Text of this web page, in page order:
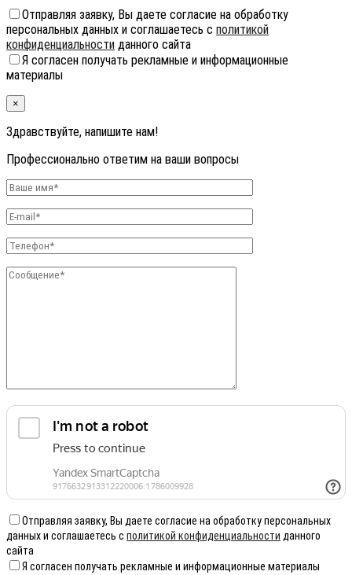
Отправляя заявку, Вы даете согласие на обработку
персональных данных и соглашаетесь с политикой
конфиденциальности данного сайта
Я согласен получать рекламные и информационные
материалы
×
Здравствуйте, напишите нам!
Профессионально ответим на ваши вопросы
Отправляя заявку, Вы даете согласие на обработку персональных
данных и соглашаетесь с политикой конфиденциальности данного
сайта
Я согласен получать рекламные и информационные материалы